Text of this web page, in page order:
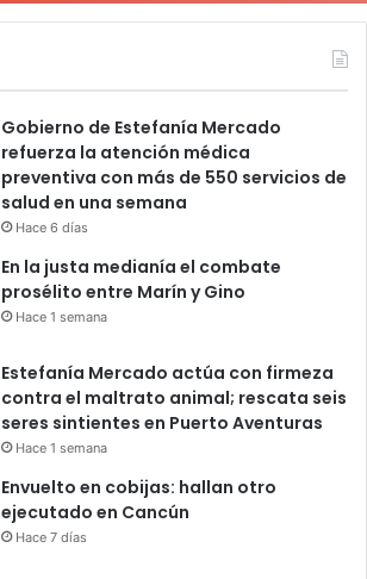
Gobierno de Estefanía Mercado
refuerza la atención médica
preventiva con más de 550 servicios de
salud en una semana
Hace 6 días
En la justa medianía el combate
prosélito entre Marín y Gino
Hace 1 semana
Estefanía Mercado actúa con firmeza
contra el maltrato animal; rescata seis
seres sintientes en Puerto Aventuras
Hace 1 semana
Envuelto en cobijas: hallan otro
ejecutado en Cancún
Hace 7 días